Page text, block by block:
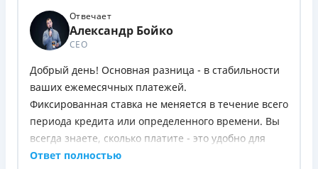
Отвечает
Александр Бойко
СЕО
Добрый день! Основная разница - в стабильности
ваших ежемесячных платежей.
Фиксированная ставка не меняется в течение всего
периода кредита или определенного времени. Вы
всегда знаете, сколько платите - это удобно для
планирования бюджета.
Ответ полностью